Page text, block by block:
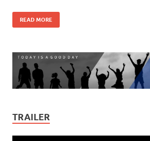
READ MORE
TRAILER